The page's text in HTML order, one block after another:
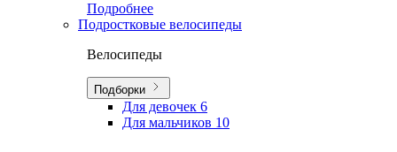
Подробнее
Подростковые велосипеды
Велосипеды
Подборки
Для девочек 6
Для мальчиков 10